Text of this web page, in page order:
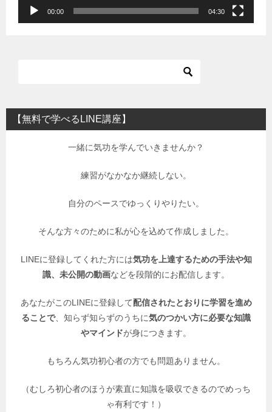
00:00 04:30
【無料で学べるLINE講座】
一緒に気功を学んでいきませんか？
練習がなかなか継続しない。
自分のペースでゆっくりやりたい。
そんな方々のために私が心を込めて作成しました。
LINEに登録してくれた方には気功を上達するための手法や知
識、未公開の動画などを段階的にお配信します。
あなたがこのLINEに登録して配信されたとおりに学習を進め
ることで、知らず知らずのうちに気のつかい方に必要な知識
やマインドが身につきます。
もちろん気功初心者の方でも問題ありません。
（むしろ初心者のほうが素直に知識を吸収できるのでめっち
ゃ有利です！）